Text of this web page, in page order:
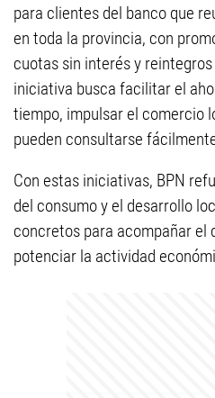
para clientes del banco que
en toda la provincia, con
cuotas sin interés y
iniciativa busca facilitar el
tiempo, impulsar el comercio
pueden consultarse
Con estas iniciativas, BPN
del consumo y el desarrollo
concretos para acompañar el
potenciar la actividad